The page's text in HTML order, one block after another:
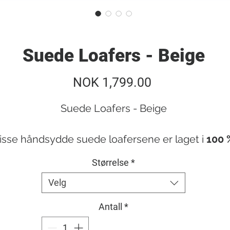
Suede Loafers - Beige
NOK 1,799.00
Suede Loafers - Beige
håndsydde suede loafersene er laget i 100
og matte, elegante overflate. Overdelen gir
et lett og raffinert uttrykk, mens sålen i rent
lær bidrar til naturlig komfort og god balanse.
Størrelse *
Velg
Antall *